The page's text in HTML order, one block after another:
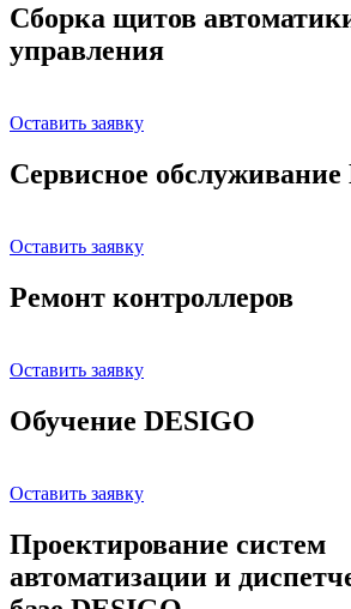
Сборка щитов
управления
Оставить заявку
Сервисное обслуживание
Оставить заявку
Ремонт контроллеров
Оставить заявку
Обучение DESIGO
Оставить заявку
Проектирование систем
автоматизации и